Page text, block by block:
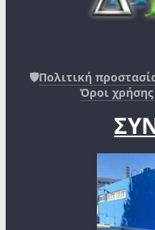
🛡️Πολιτική
Όροι